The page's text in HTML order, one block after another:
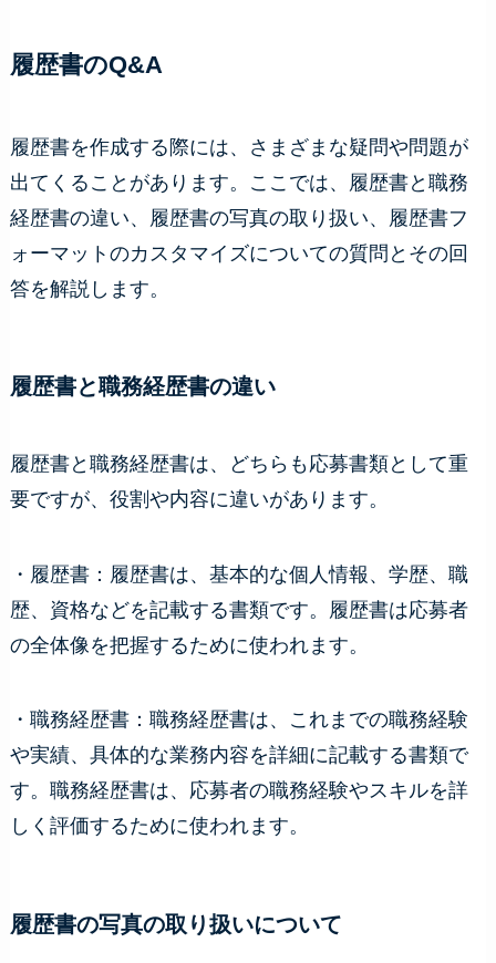
履歴書のQ&A
履歴書を作成する際には、さまざまな疑問や問題が
出てくることがあります。ここでは、履歴書と職務
経歴書の違い、履歴書の写真の取り扱い、履歴書フ
ォーマットのカスタマイズについての質問とその回
答を解説します。
履歴書と職務経歴書の違い
履歴書と職務経歴書は、どちらも応募書類として重
要ですが、役割や内容に違いがあります。
・履歴書：履歴書は、基本的な個人情報、学歴、職
歴、資格などを記載する書類です。履歴書は応募者
の全体像を把握するために使われます。
・職務経歴書：職務経歴書は、これまでの職務経験
や実績、具体的な業務内容を詳細に記載する書類で
す。職務経歴書は、応募者の職務経験やスキルを詳
しく評価するために使われます。
履歴書の写真の取り扱いについて